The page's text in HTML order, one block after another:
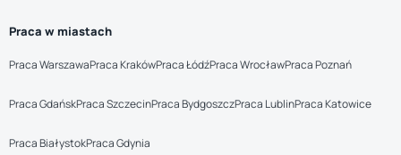
Praca w miastach
Praca WarszawaPraca KrakówPraca ŁódźPraca WrocławPraca Poznań
Praca GdańskPraca SzczecinPraca BydgoszczPraca LublinPraca Katowice
Praca BiałystokPraca Gdynia